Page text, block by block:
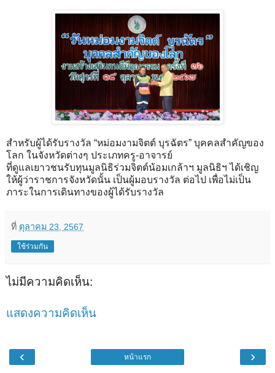
สำหรับผู้ได้รับรางวัล “หม่อมงามจิตต์ บุรฉัตร” บุคคลสำคัญของ
โลก ในจังหวัดต่างๆ ประเภทครู-อาจารย์
ที่ดูแลเยาวชนรับทุนมูลนิธิร่วมจิตต์น้อมเกล้าฯ มูลนิธิฯ ได้เชิญ
ให้ผู้ว่าราชการจังหวัดนั้น เป็นผู้มอบรางวัล ต่อไป เพื่อไม่เป็น
ภาระในการเดินทางของผู้ได้รับรางวัล
ที่ ตุลาคม 23, 2567
ใช้ร่วมกัน
ไม่มีความคิดเห็น:
แสดงความคิดเห็น
‹ ›
หน้าแรก